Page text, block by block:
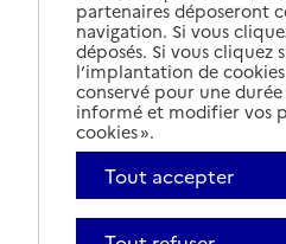
partenaires déposeront
navigation. Si vous
déposés. Si vous cliquez
l’implantation de
conservé pour une
informé et modifier vos
cookies ».
Tout accepter